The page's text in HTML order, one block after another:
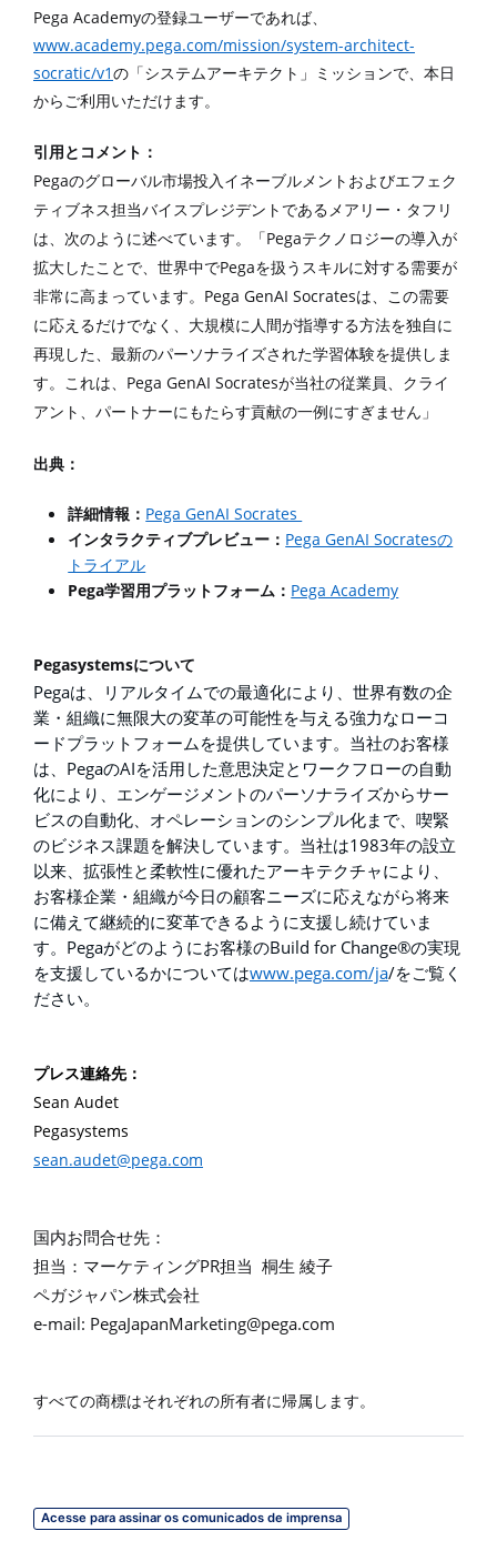
Pega Academyの登録ユーザーであれば、
www.academy.pega.com/mission/system-architect-
socratic/v1の「システムアーキテクト」ミッションで、本日
からご利用いただけます。
引用とコメント：
Pegaのグローバル市場投入イネーブルメントおよびエフェク
ティブネス担当バイスプレジデントであるメアリー・タフリ
は、次のように述べています。「Pegaテクノロジーの導入が
拡大したことで、世界中でPegaを扱うスキルに対する需要が
非常に高まっています。 Pega GenAI Socratesは、この需要
に応えるだけでなく、大規模に人間が指導する方法を独自に
再現した、最新のパーソナライズされた学習体験を提供しま
す。 これは、 Pega GenAI Socratesが当社の従業員、クライ
アント、パートナーにもたらす貢献の一例にすぎません」
出典：
詳細情報： Pega GenAI Socrates
インタラクティブプレビュー： Pega GenAI Socratesの
トライアル
Pega学習用プラットフォーム： Pega Academy
Pegasystemsについて
Pegaは、リアルタイムでの最適化により、世界有数の企
業・組織に無限大の変革の可能性を与える強力なローコ
ードプラットフォームを提供しています。当社のお客様
は、 PegaのAIを活用した意思決定とワークフローの自動
化により、エンゲージメントのパーソナライズからサー
ビスの自動化、オペレーションのシンプル化まで、喫緊
のビジネス課題を解決しています。当社は1983年の設立
以来、拡張性と柔軟性に優れたアーキテクチャにより、
お客様企業・組織が今日の顧客ニーズに応えながら将来
に備えて継続的に変革できるように支援し続けていま
す。 Pegaがどのようにお客様のBuild for Change®の実現
を支援しているかについてはwww.pega.com/ja/をご覧く
ださい。
プレス連絡先：
Sean Audet
Pegasystems
sean.audet@pega.com
国内お問合せ先：
担当：マーケティングPR担当 桐生 綾子
ペガジャパン株式会社
e-mail: PegaJapanMarketing@pega.com
すべての商標はそれぞれの所有者に帰属します。
Acesse para assinar os comunicados de imprensa